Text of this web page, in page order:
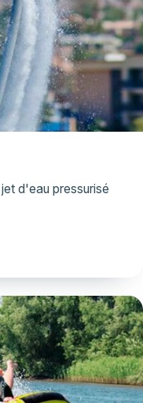
d'eau pressurisé